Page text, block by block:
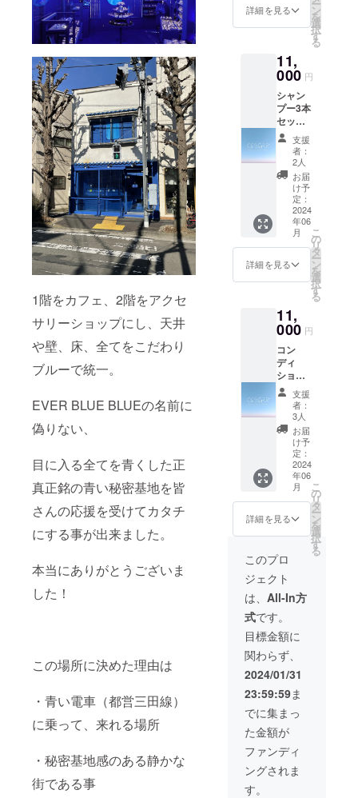
1階をカフェ、2階をアクセ
サリーショップにし、天井
や壁、床、全てをこだわり
ブルーで統一。
EVER BLUE BLUEの名前に
偽りない、
目に入る全てを青くした正
真正銘の青い秘密基地を皆
さんの応援を受けてカタチ
にする事が出来ました。
本当にありがとうございま
した！
この場所に決めた理由は
・青い電車（都営三田線）
に乗って、来れる場所
・秘密基地感のある静かな
街である事
じる可
能性が
品質に
は問題
ありま
せん。
合は直
くださ
い。 異
る場合
は皮フ
科医へ
相談し
てくだ
さい。
開封後
はなる
べく早
く使い
切りを
お願い
す。 植
物成分
る特性
上、濁
りや沈
澱、変
色が生
じる可
能性が
ありま
すか、
品質に
は問題
ありま
せん。
上の注
が生じ
ないか
よく注
意し、
異常の
ある時
はご使
用をお
控えく
ださ
い。 ま
た使用
中に赤
みや腫
れ、痒
みや刺
激等の
ぐに使
用を中
くださ
い。 異
常が残
る場合
は皮フ
科医へ
相談し
てくだ
さい。
開封後
はなる
べく早
切りを
お願い
す。 植
物成分
を配合
してい
上、濁
りや沈
澱、変
色が生
じる可
能性が
ありま
すか、
品質に
は問題
ありま
せん。
に適量
を取
り、な
て使っ
てくだ
さい。
【使用
上の注
意事
項】 肌
に異常
が生じ
ないか
よく注
意し、
異常の
ある時
はご使
用をお
控えく
中に赤
みや腫
れ、痒
みや刺
激等の
異常が
出た場
合は直
ぐに使
用を中
止して
くださ
い。 異
常が残
る場合
は皮フ
科医へ
さい。
はなる
べく早
く使い
切りを
お願い
しま
す。 植
物成分
してい
る特性
上、濁
りや沈
澱、変
色が生
じる可
詳細を見る ー
ン
を
選
択
す
る
11,
000 円
シャン
プー3本
セット
お得な
まとめ
買い
セット
です！
【ご使
用方
法】 髪
全体を
濡らし
た後に
適量を
なじま
立てて
洗い、
その後
十分に
すすい
でくだ
さい。
【使用
上の注
意事
項】 肌
に異常
が生じ
ないか
よく注
意し、
異常の
用をお
控えく
ださ
い。 ま
た使用
中に赤
みや腫
れ、痒
みや刺
激等の
異常が
出た場
合は直
ぐに使
用を中
止して
くださ
い。 異
支援
者：
2人
お届
け予
定：
2024
年06
月
詳細を見る
こ
の
リ
タ
ー
ン
を
選
択
す
る
11,
000 円
コン
ディ
ショ
ナー3本
セット
コン
ディ
ショ
ナーの
お得な3
本セッ
トで
す！
【ご使
用方
法】 髪
全体を
濡らし
た後に
適量を
なじま
せて泡
立てて
洗い、
その後
十分に
すすい
でくだ
さい。
【使用
上の注
意事
項】 肌
に異常
支援
者：
3人
お届
け予
定：
2024
年06
月
詳細を見る
こ
の
リ
タ
ー
ン
を
選
択
す
る
このプロ
ジェクト
は、 All-In方
式です。
目標金額に
関わらず、
2024/01/31
23:59:59ま
でに集まっ
た金額が
ファンディ
ングされま
す。